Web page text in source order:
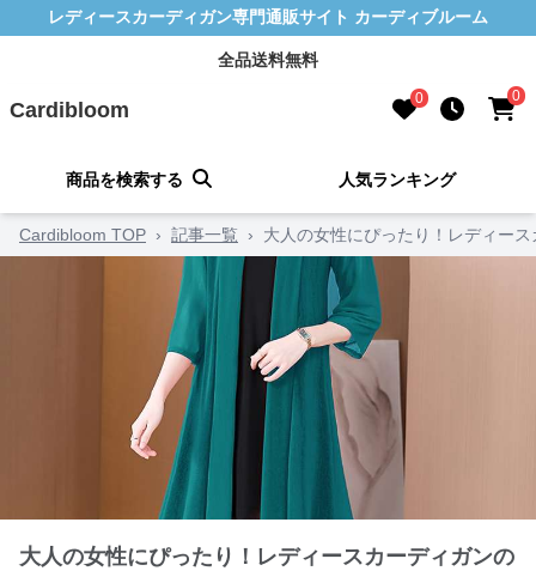
レディースカーディガン専門通販サイト カーディブルーム
全品送料無料
Cardibloom 0 0
商品を検索する 人気ランキング
Cardibloom TOP › 記事一覧 › 大人の女性にぴったり！レディー
大人の女性にぴったり！レディースカーディガンの